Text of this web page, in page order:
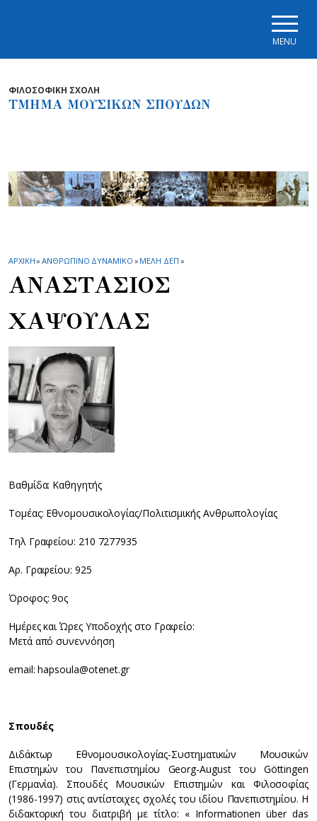
MENU
ΦΙΛΟΣΟΦΙΚΗ ΣΧΟΛΗ
ΤΜΗΜΑ ΜΟΥΣΙΚΩΝ ΣΠΟΥΔΩΝ
ΑΡΧΙΚΗ» ΑΝΘΡΩΠΙΝΟ ΔΥΝΑΜΙΚΟ » ΜΕΛΗ ΔΕΠ »
ΑΝΑΣΤΑΣΙΟΣ
ΧΑΨΟΥΛΑΣ
Βαθμίδα: Καθηγητής
Τομέας: Εθνομουσικολογίας/Πολιτισμικής Ανθρωπολογίας
Τηλ Γραφείου: 210 7277935
Αρ. Γραφείου: 925
Όροφος: 9ος
Ημέρες και Ώρες Υποδοχής στο Γραφείο:
Μετά από συνεννόηση
email: hapsoula@otenet.gr
Σπουδές
Διδάκτωρ Εθνομουσικολογίας-Συστηματικών Μουσικών
Επιστημών του Πανεπιστημίου Georg-August του Göttingen
(Γερμανία). Σπουδές Μουσικών Επιστημών και Φιλοσοφίας
(1986-1997) στις αντίστοιχες σχολές του ιδίου Πανεπιστημίου. Η
διδακτορική του διατριβή με τίτλο: « Informationen über das